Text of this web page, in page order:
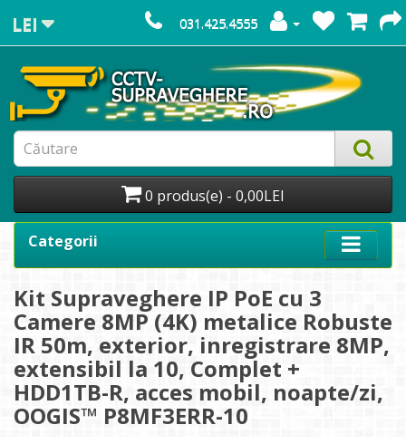
LEI 031.425.4555
0 produs(e) - 0,00LEI
Categorii
Kit Supraveghere IP PoE cu 3
Camere 8MP (4K) metalice Robuste
IR 50m, exterior, inregistrare 8MP,
extensibil la 10, Complet +
HDD1TB-R, acces mobil, noapte/zi,
OOGIS™ P8MF3ERR-10